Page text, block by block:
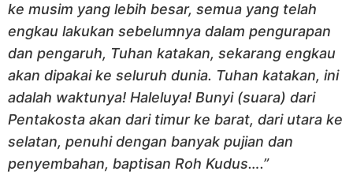
ke musim yang lebih besar, semua yang telah
engkau lakukan sebelumnya dalam pengurapan
dan pengaruh, Tuhan katakan, sekarang engkau
akan dipakai ke seluruh dunia. Tuhan katakan, ini
adalah waktunya! Haleluya! Bunyi (suara) dari
Pentakosta akan dari timur ke barat, dari utara ke
selatan, penuhi dengan banyak pujian dan
penyembahan, baptisan Roh Kudus….”